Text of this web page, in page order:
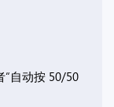
“自动按 50/50